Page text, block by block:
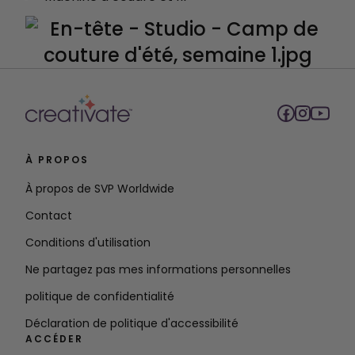
À PROPOS
À propos de SVP Worldwide
Contact
Conditions d'utilisation
Ne partagez pas mes informations personnelles
politique de confidentialité
Déclaration de politique d'accessibilité
ACCÉDER